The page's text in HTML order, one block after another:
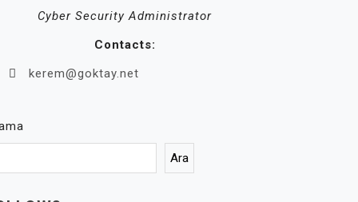
Cyber Security Administrator
Contacts:
kerem@goktay.net
Ara